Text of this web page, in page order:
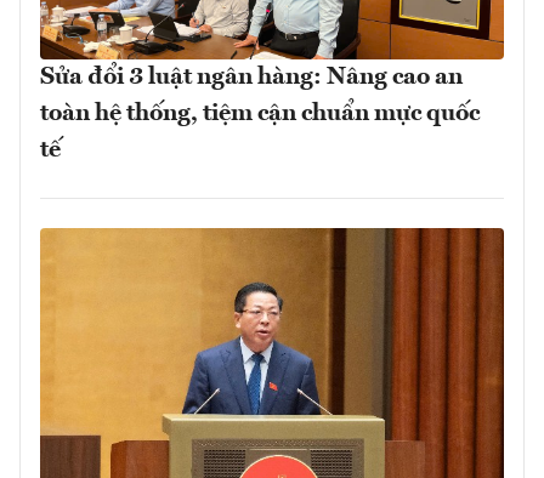
Sửa đổi 3 luật ngân hàng: Nâng cao an
toàn hệ thống, tiệm cận chuẩn mực quốc
tế